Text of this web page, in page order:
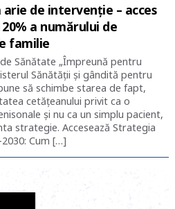
arie de intervenție – acces
a numărului de
familie
Sănătate „Împreună pentru
Sănătății și gândită pentru
să schimbe starea de fapt,
cetățeanului privit ca o
și nu ca un simplu pacient,
strategie. Accesează Strategia
Cum […]